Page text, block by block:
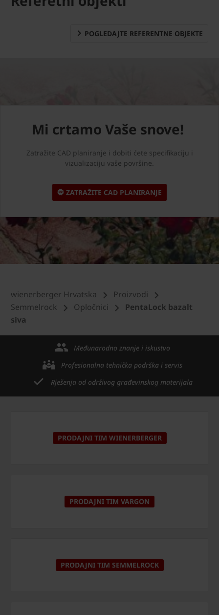
POGLEDAJTE REFERENTNE OBJEKTE
Mi crtamo Vaše snove!
Zatražite CAD planiranje i dobiti ćete specifikaciju i
vizualizaciju vaše površine.
ZATRAŽITE CAD PLANIRANJE
wienerberger Hrvatska
Proizvodi
Semmelrock
Opločnici
PentaLock bazalt
siva
Međunarodno znanje i iskustvo
Profesionalna tehnička podrška i servis
Rješenja od održivog građevinskog materijala
PRODAJNI TIM WIENERBERGER
PRODAJNI TIM VARGON
PRODAJNI TIM SEMMELROCK